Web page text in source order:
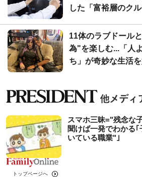
した「富裕層のク
11体のラブドール
為"を楽しむ...「人
ち」が奇妙な生活
スマホ三昧="残念な
聞けば一発でわかる
いている職業"｣
トップページへ